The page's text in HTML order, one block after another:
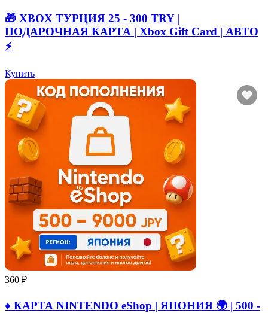
🎁 XBOX ТУРЦИЯ 25 - 300 TRY |
ПОДАРОЧНАЯ КАРТА | Xbox Gift Card | АВТО
⚡
Купить
360 ₽
♦️ КАРТА NINTENDO eShop | ЯПОНИЯ 🌍 | 500 -